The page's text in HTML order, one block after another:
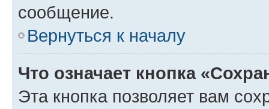
сообщение.
Вернуться к началу
Что означает кнопка
Эта кнопка позволяет вам